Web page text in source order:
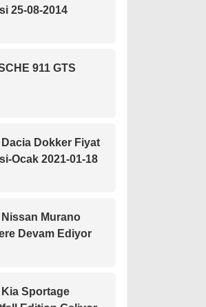
25-08-2014
911 GTS
Dacia Dokker Fiyat
Ocak 2021-01-18
Nissan Murano
Devam Ediyor
Kia Sportage